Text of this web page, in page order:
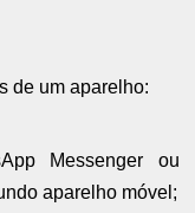
de um aparelho:
Messenger ou
aparelho móvel;